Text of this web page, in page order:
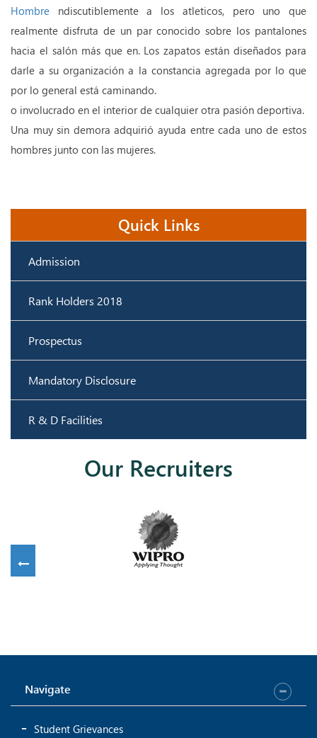
Hombre ndiscutiblemente a los atleticos, pero uno que
realmente disfruta de un par conocido sobre los pantalones
hacia el salón más que en. Los zapatos están diseñados para
darle a su organización a la constancia agregada por lo que
por lo general está caminando.
o involucrado en el interior de cualquier otra pasión deportiva.
Una muy sin demora adquirió ayuda entre cada uno de estos
hombres junto con las mujeres.
Quick Links
Admission
Rank Holders 2018
Prospectus
Mandatory Disclosure
R & D Facilities
Our Recruiters
Navigate
Student Grievances